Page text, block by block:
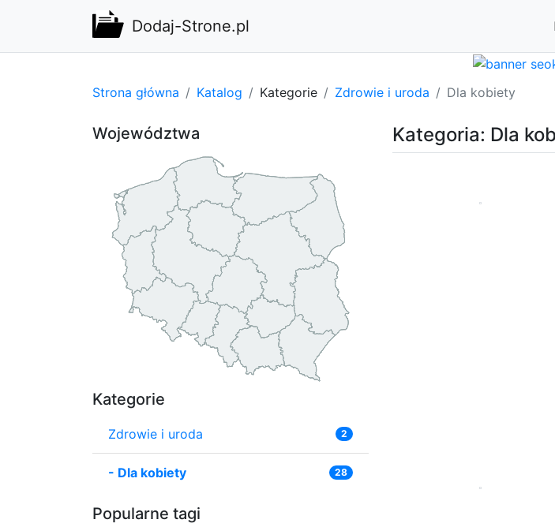
Dodaj-Strone.pl
Strona główna Katalog Kategorie Zdrowie i uroda Dla kobiety
Kategoria: Dla
Województwa
Kategorie
Zdrowie i uroda 2
- Dla kobiety 28
Popularne tagi